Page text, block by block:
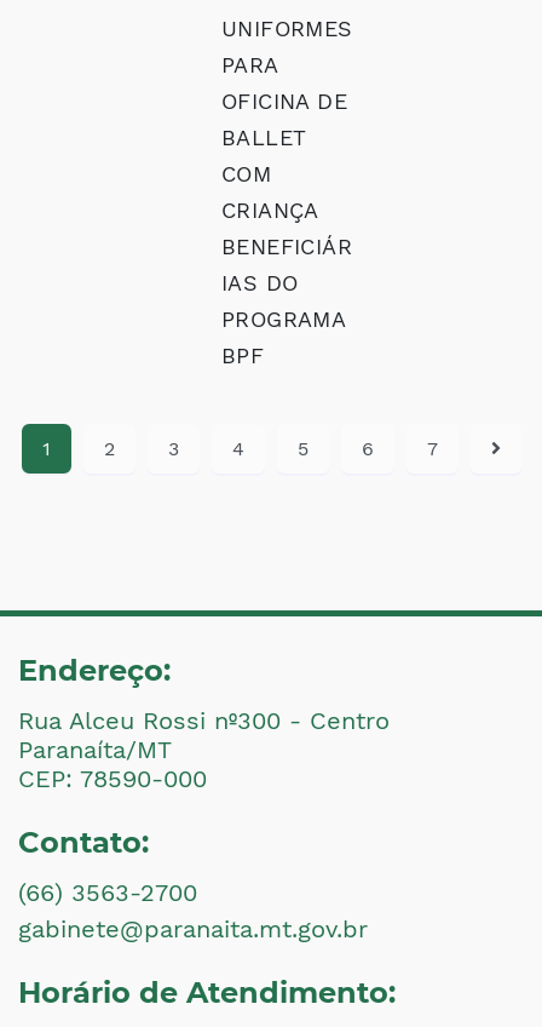
UNIFORMES
PARA
OFICINA DE
BALLET
COM
CRIANÇA
BENEFICIÁR
IAS DO
PROGRAMA
BPF
1 2 3 4 5 6 7
Endereço:
Rua Alceu Rossi nº300 - Centro
Paranaíta/MT
CEP: 78590-000
Contato:
(66) 3563-2700
gabinete@paranaita.mt.gov.br
Horário de Atendimento: